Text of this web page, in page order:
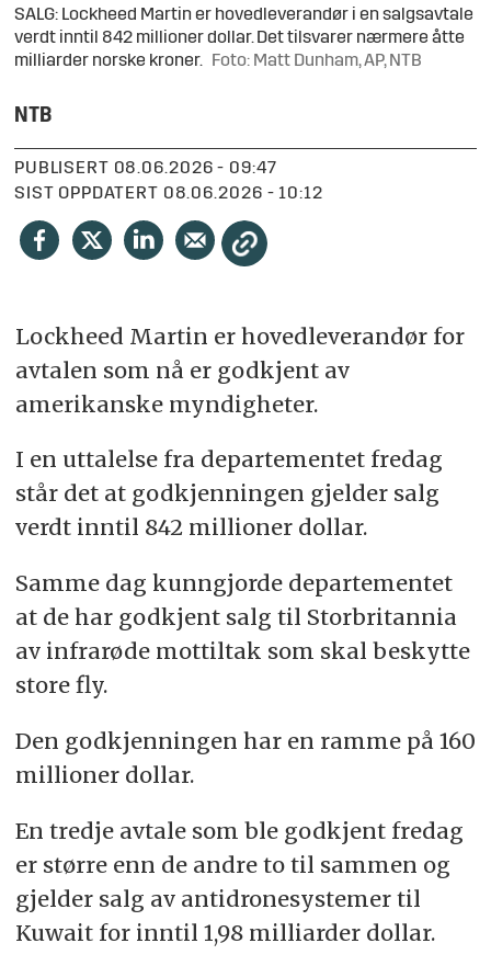
SALG: Lockheed Martin er hovedleverandør i en salgsavtale
verdt inntil 842 millioner dollar. Det tilsvarer nærmere åtte
milliarder norske kroner. Foto: Matt Dunham, AP, NTB
NTB
PUBLISERT
08.06.2026 - 09:47
SIST OPPDATERT
08.06.2026 - 10:12
Lockheed Martin er hovedleverandør for
avtalen som nå er godkjent av
amerikanske myndigheter.
I en uttalelse fra departementet fredag
står det at godkjenningen gjelder salg
verdt inntil 842 millioner dollar.
Samme dag kunngjorde departementet
at de har godkjent salg til Storbritannia
av infrarøde mottiltak som skal beskytte
store fly.
Den godkjenningen har en ramme på 160
millioner dollar.
En tredje avtale som ble godkjent fredag
er større enn de andre to til sammen og
gjelder salg av antidronesystemer til
Kuwait for inntil 1,98 milliarder dollar.